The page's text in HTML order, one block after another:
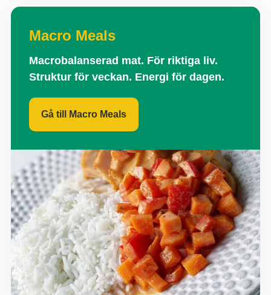
Macro Meals
Macrobalanserad mat. För riktiga liv.
Struktur för veckan. Energi för dagen.
Gå till Macro Meals